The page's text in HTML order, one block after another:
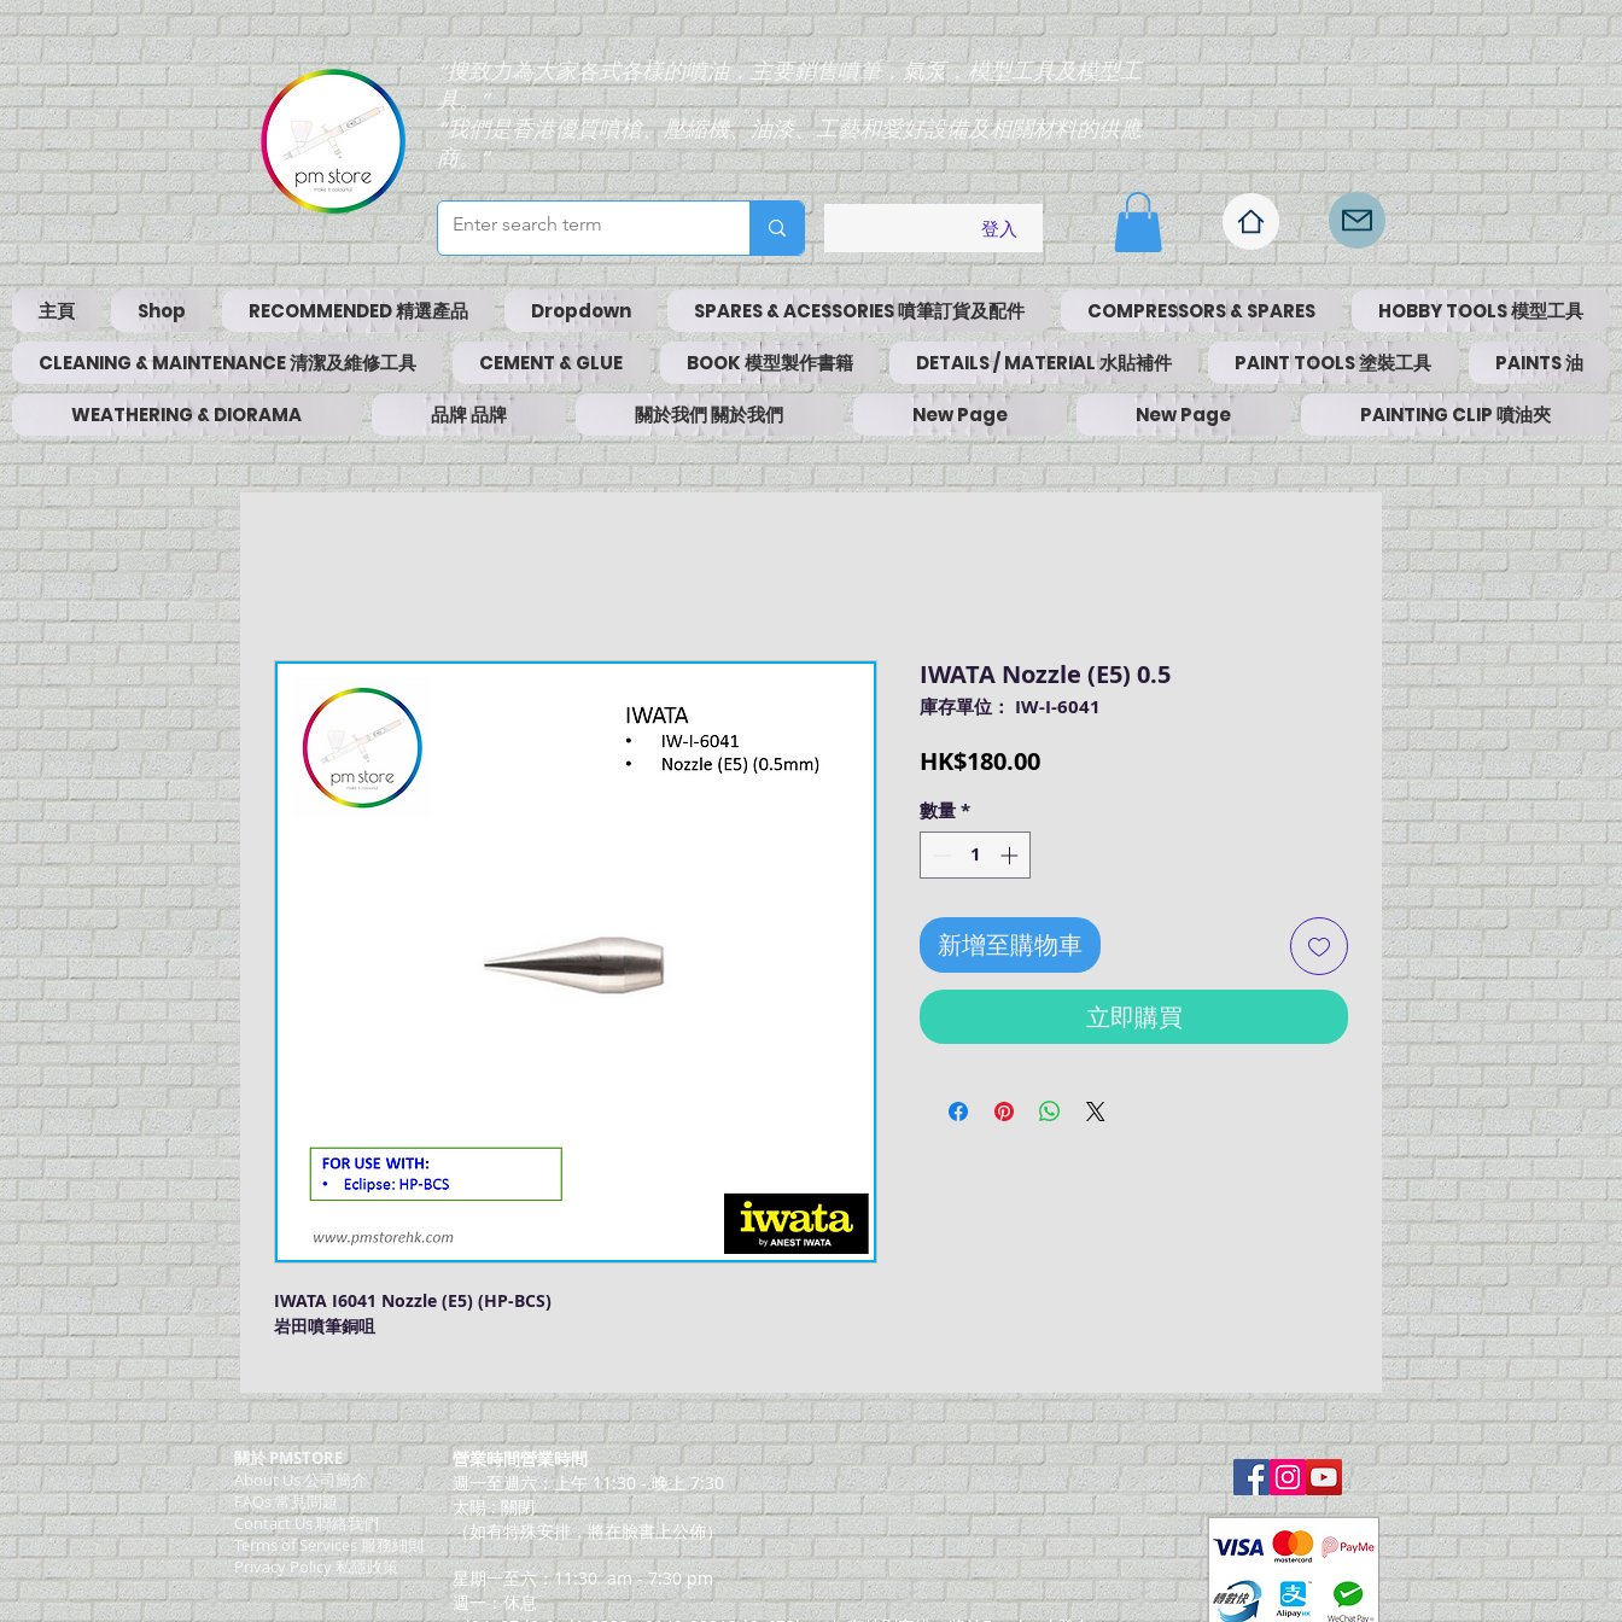
“搜致力為大家各式各樣的噴油，主要銷售噴筆，氣泵，模型工具及模型工
具。”
“我們是香港優質噴槍、壓縮機、油漆、工藝和愛好設備及相關材料的供應
商。”
登入
主頁 Shop RECOMMENDED 精選產品 Dropdown SPARES & ACESSORIES 噴筆訂貨及配件 COMPRESSORS & SPARES HOBBY TOOLS 模型工具
CLEANING & MAINTENANCE 清潔及維修工具 CEMENT & GLUE BOOK 模型製作書籍 DETAILS / MATERIAL 水貼補件 PAINT TOOLS 塗裝工具 PAINTS 油
WEATHERING & DIORAMA 品牌 品牌 關於我們 關於我們 New Page New Page PAINTING CLIP 噴油夾
IWATA I6041 Nozzle (E5) (HP-BCS)
岩田噴筆銅咀
IWATA Nozzle (E5) 0.5
庫存單位： IW-I-6041
HK$180.00價
數量*
新增至購物車
立即購買
關於 PMSTORE
About Us 公司簡介
FAQs 常見問題
Contact Us 聯絡我們
​Terms of Services 服務細則
Privacy Policy 私隱政策
營業時間營業時間
週一至週六：上午 11:30 - 晚上 7:30
太陽 : 關閉
（如有特殊安排，將在臉書上公佈）
星期一至六：11:30 am - 7:30 pm
週一：休息